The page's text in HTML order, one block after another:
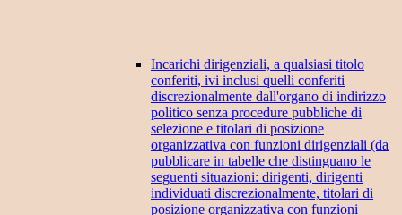
Incarichi dirigenziali, a qualsiasi titolo
conferiti, ivi inclusi quelli conferiti
discrezionalmente dall'organo di indirizzo
politico senza procedure pubbliche di
selezione e titolari di posizione
organizzativa con funzioni dirigenziali (da
pubblicare in tabelle che distinguano le
seguenti situazioni: dirigenti, dirigenti
individuati discrezionalmente, titolari di
posizione organizzativa con funzioni